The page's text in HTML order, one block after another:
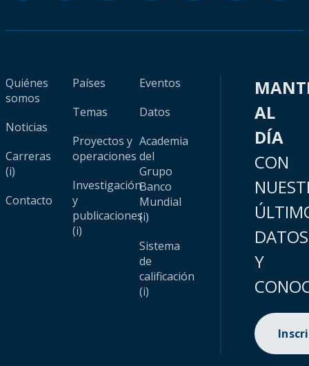
Quiénes
somos
Noticias
Carreras
(i)
Contacto
Países
Temas
Proyectos y
operaciones
Investigación
y
publicaciones
(i)
Eventos
Datos
Academia
del
Grupo
Banco
Mundial
(i)
Sistema
de
calificación
(i)
AL
DÍA
CON
DATOS
Y